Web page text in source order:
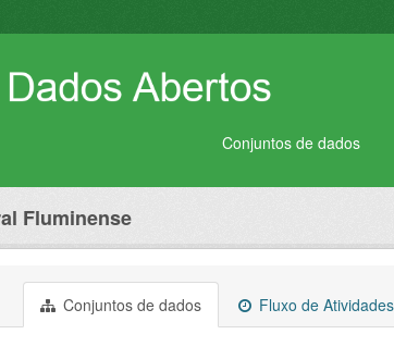
Conjuntos de dados
Fluminense
Conjuntos de dados Fluxo de Atividades